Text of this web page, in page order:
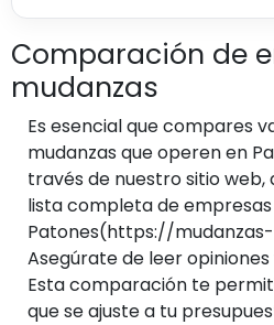
Comparación de
mudanzas
Es esencial que compares
mudanzas que operen en
través de nuestro sitio
lista completa de
Patones(https://
Asegúrate de leer
Esta comparación te
que se ajuste a tu